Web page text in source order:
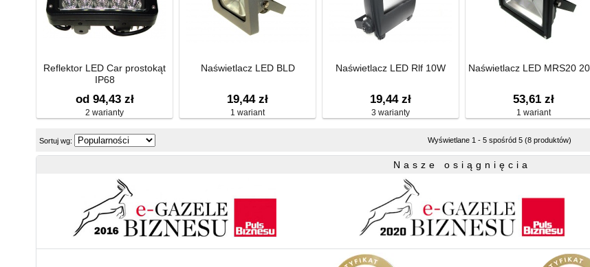
Reflektor LED Car prostokąt
IP68
od 94,43 zł
2 warianty
Naświetlacz LED BLD
19,44 zł
1 wariant
Naświetlacz LED Rlf 10W
19,44 zł
3 warianty
Naświetlacz LED MRS20
53,61 zł
1 wariant
Sortuj wg: Wyświetlane 1 - 5 spośród 5 (8 produktów)
Nasze osiągnięcia